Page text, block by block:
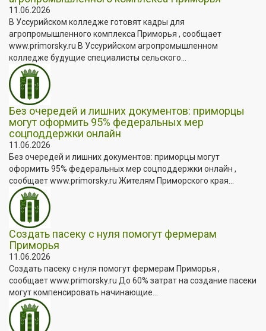
11.06.2026
В Уссурийском колледже готовят кадры для
агропромышленного комплекса Приморья , сообщает
www.primorsky.ru В Уссурийском агропромышленном
колледже будущие специалисты сельского...
Без очередей и лишних документов: приморцы
могут оформить 95% федеральных мер
соцподдержки онлайн
11.06.2026
Без очередей и лишних документов: приморцы могут
оформить 95% федеральных мер соцподдержки онлайн ,
сообщает www.primorsky.ru Жителям Приморского края...
Создать пасеку с нуля помогут фермерам
Приморья
11.06.2026
Создать пасеку с нуля помогут фермерам Приморья ,
сообщает www.primorsky.ru До 60% затрат на создание пасеки
могут компенсировать начинающие...